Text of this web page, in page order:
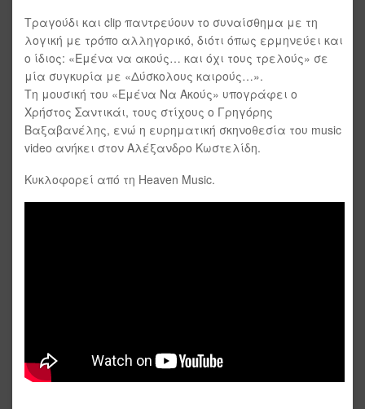
Τραγούδι και clip παντρεύουν το συναίσθημα με τη
λογική με τρόπο αλληγορικό, διότι όπως ερμηνεύει και
ο ίδιος: «Εμένα να ακούς… και όχι τους τρελούς» σε
μία συγκυρία με «Δύσκολους καιρούς…».
Τη μουσική του «Εμένα Να Ακούς» υπογράφει ο
Χρήστος Σαντικάι, τους στίχους ο Γρηγόρης
Βαξαβανέλης, ενώ η ευρηματική σκηνοθεσία του music
video ανήκει στον Αλέξανδρο Κωστελίδη.
Κυκλοφορεί από τη Heaven Music.